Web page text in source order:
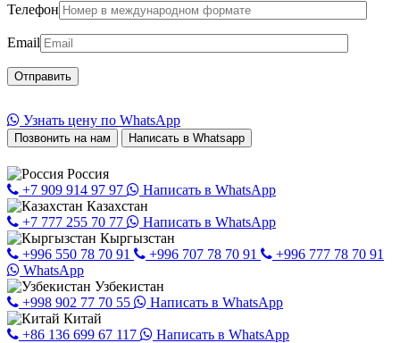
Телефон
Email
Узнать цену по WhatsApp
Позвонить на нам Написать в Whatsapp
Россия
+7 909 914 97 97
Написать в WhatsApp
Казахстан
+7 777 255 70 77
Написать в WhatsApp
Кыргызстан
+996 550 78 70 91
+996 707 78 70 91
+996 777 78 70 91
WhatsApp
Узбекистан
+998 902 77 70 55
Написать в WhatsApp
Китай
+86 136 699 67 117
Написать в WhatsApp